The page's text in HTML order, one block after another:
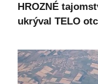
HROZNÉ
ukrýval TELO